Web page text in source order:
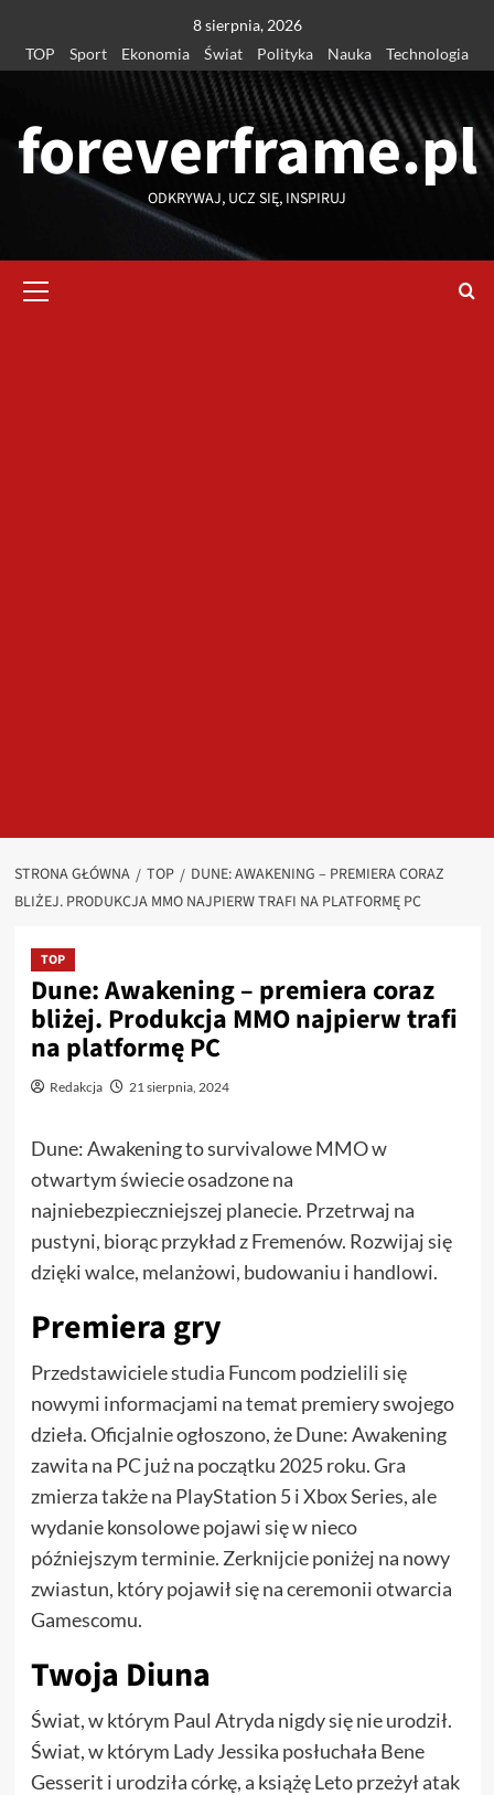
treści
8 sierpnia, 2026
TOP
Sport Ekonomia Świat Polityka Nauka Technologia
foreverframe.pl
ODKRYWAJ, UCZ SIĘ, INSPIRUJ
główne
STRONA GŁÓWNA TOP
DUNE: AWAKENING – PREMIERA CORAZ
BLIŻEJ. PRODUKCJA MMO NAJPIERW TRAFI NA PLATFORMĘ PC
TOP
Dune: Awakening – premiera coraz
bliżej. Produkcja MMO najpierw trafi
na platformę PC
Redakcja 21 sierpnia, 2024
Dune: Awakening to survivalowe MMO w
otwartym świecie osadzone na
najniebezpieczniejszej planecie. Przetrwaj na
pustyni, biorąc przykład z Fremenów. Rozwijaj się
dzięki walce, melanżowi, budowaniu i handlowi.
Premiera gry
Przedstawiciele studia Funcom podzielili się
nowymi informacjami na temat premiery swojego
dzieła. Oficjalnie ogłoszono, że Dune: Awakening
zawita na PC już na początku 2025 roku. Gra
zmierza także na PlayStation 5 i Xbox Series, ale
wydanie konsolowe pojawi się w nieco
późniejszym terminie. Zerknijcie poniżej na nowy
zwiastun, który pojawił się na ceremonii otwarcia
Gamescomu.
Twoja Diuna
Świat, w którym Paul Atryda nigdy się nie urodził.
Świat, w którym Lady Jessika posłuchała Bene
Gesserit i urodziła córkę, a książę Leto przeżył atak